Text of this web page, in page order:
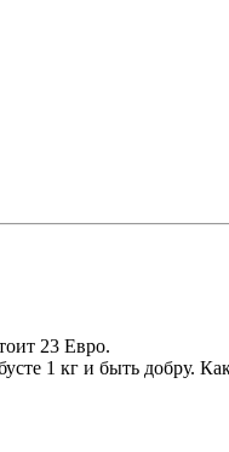
23 Евро.
1 кг и быть добру.